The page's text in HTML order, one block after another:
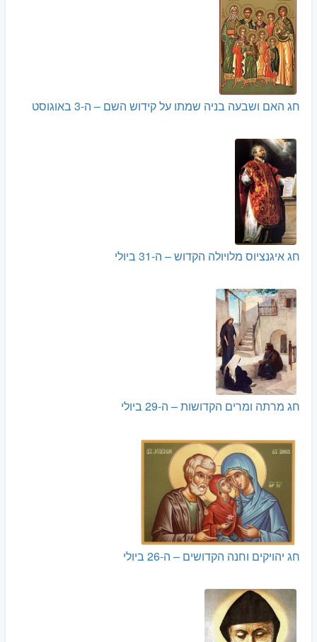
חג האם ושבעה בניה שמתו על קידוש השם – ה-3 באוגוסט
חג איגנציוס מלויולה הקדוש – ה-31 ביולי
חג מרתה ומרים הקדושות – ה-29 ביולי
חג יהויקים וחנה הקדושים – ה-26 ביולי